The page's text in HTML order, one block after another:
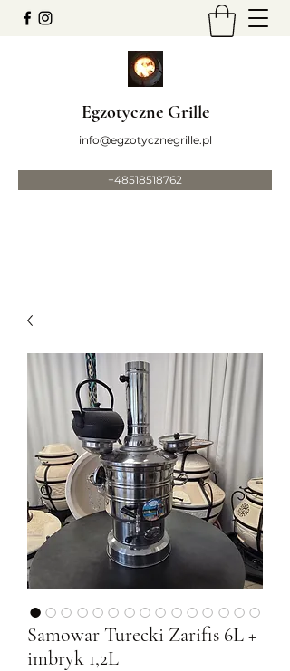
Egzotyczne Grille
info@egzotycznegrille.pl
+48518518762
Samowar Turecki Zarifis 6L +
imbryk 1,2L